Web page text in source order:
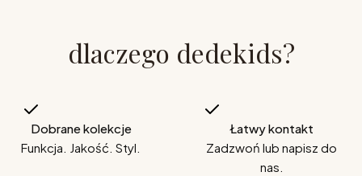
dlaczego dedekids?
Dobrane kolekcje
Funkcja. Jakość. Styl.
Łatwy kontakt
Zadzwoń lub napisz do
nas.